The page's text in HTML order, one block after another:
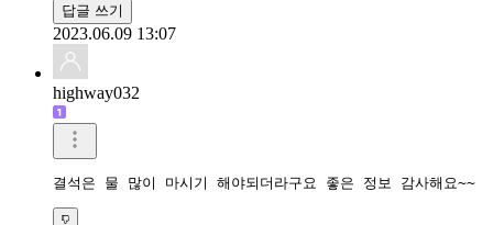
답글 쓰기
2023.06.09 13:07
highway032
결석은 물 많이 마시기 해야되더라구요 좋은 정보 감사해요~~